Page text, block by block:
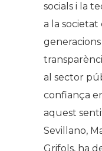
socials i la
a la societat
al sector
confiança
aquest
Sevillano,
Grifols, ha